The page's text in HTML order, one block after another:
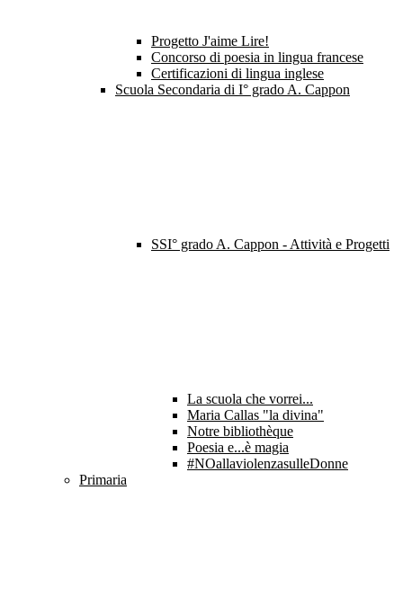
Progetto J'aime Lire!
Concorso di poesia in lingua francese
Certificazioni di lingua inglese
Scuola Secondaria di I° grado A. Cappon
SSI° grado A. Cappon - Attività e Progetti
La scuola che vorrei...
Maria Callas "la divina"
Notre bibliothèque
Poesia e...è magia
#NOallaviolenzasulleDonne
Primaria